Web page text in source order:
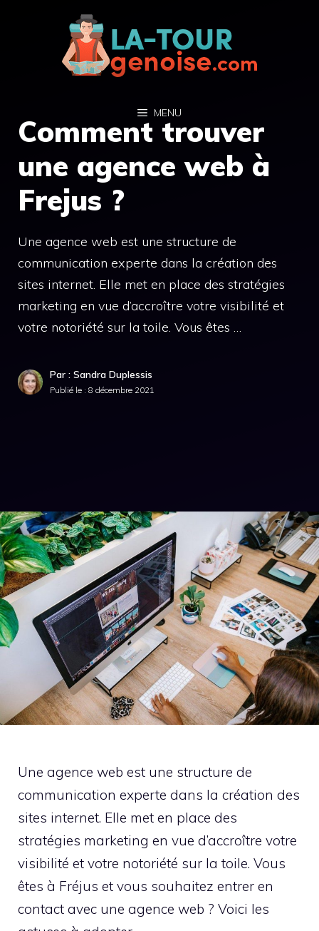
MENU
Comment trouver
une agence web à
Frejus ?
Une agence web est une structure de
communication experte dans la création des
sites internet. Elle met en place des stratégies
marketing en vue d’accroître votre visibilité et
votre notoriété sur la toile. Vous êtes …
Par : Sandra Duplessis
Publié le : 8 décembre 2021
Une agence web est une structure de
communication experte dans la création des
sites internet. Elle met en place des
stratégies marketing en vue d’accroître votre
visibilité et votre notoriété sur la toile. Vous
êtes à Fréjus et vous souhaitez entrer en
contact avec une agence web ? Voici les